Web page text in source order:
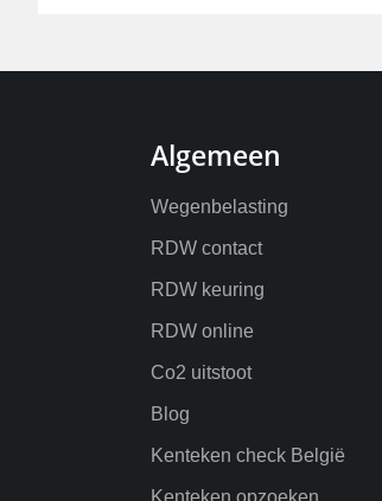
Algemeen
Wegenbelasting
RDW contact
RDW keuring
RDW online
Co2 uitstoot
Blog
Kenteken check België
Kenteken opzoeken